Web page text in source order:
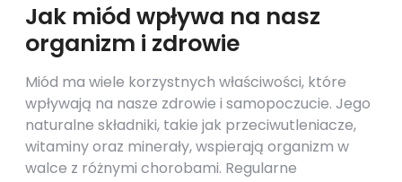
Jak miód wpływa na nasz
organizm i zdrowie
Miód ma wiele korzystnych właściwości, które
wpływają na nasze zdrowie i samopoczucie. Jego
naturalne składniki, takie jak przeciwutleniacze,
witaminy oraz minerały, wspierają organizm w
walce z różnymi chorobami. Regularne